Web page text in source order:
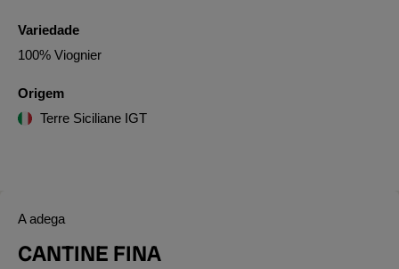
Variedade
100% Viognier
Origem
Terre Siciliane IGT
A adega
CANTINE FINA